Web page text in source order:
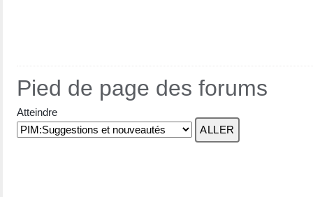
Pied de page des forums
Atteindre